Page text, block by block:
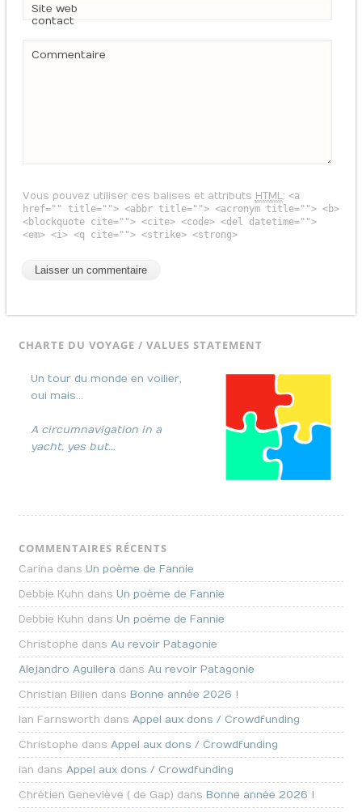
contact
Site web
Commentaire
Vous pouvez utiliser ces balises et attributs HTML: <a
href="" title=""> <abbr title=""> <acronym title=""> <b>
<blockquote cite=""> <cite> <code> <del datetime="">
<em> <i> <q cite=""> <strike> <strong>
CHARTE DU VOYAGE / VALUES STATEMENT
Un tour du monde en voilier,
oui mais…
A circumnavigation in a
yacht, yes but…
COMMENTAIRES RÉCENTS
Carina dansUn poème de Fannie
Debbie Kuhn dansUn poème de Fannie
Debbie Kuhn dansUn poème de Fannie
Christophe dansAu revoir Patagonie
Alejandro Aguilera dansAu revoir Patagonie
Christian Bilien dansBonne année 2026 !
Ian Farnsworth dansAppel aux dons / Crowdfunding
Christophe dansAppel aux dons / Crowdfunding
ian dansAppel aux dons / Crowdfunding
Chrétien Geneviève ( de Gap) dansBonne année 2026 !